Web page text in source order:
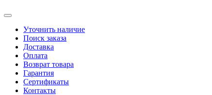
Уточнить наличие
Поиск заказа
Доставка
Оплата
Возврат товара
Гарантия
Сертификаты
Контакты